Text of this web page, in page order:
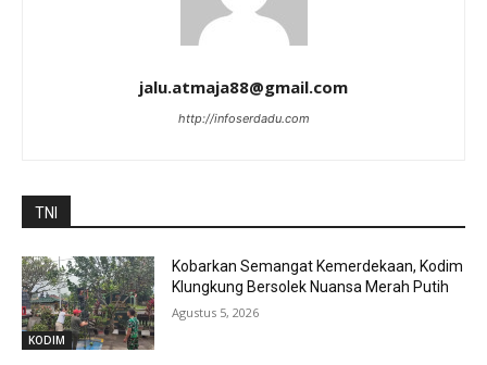
jalu.atmaja88@gmail.com
http://infoserdadu.com
TNI
KODIM
Kobarkan Semangat Kemerdekaan, Kodim
Klungkung Bersolek Nuansa Merah Putih
Agustus 5, 2026